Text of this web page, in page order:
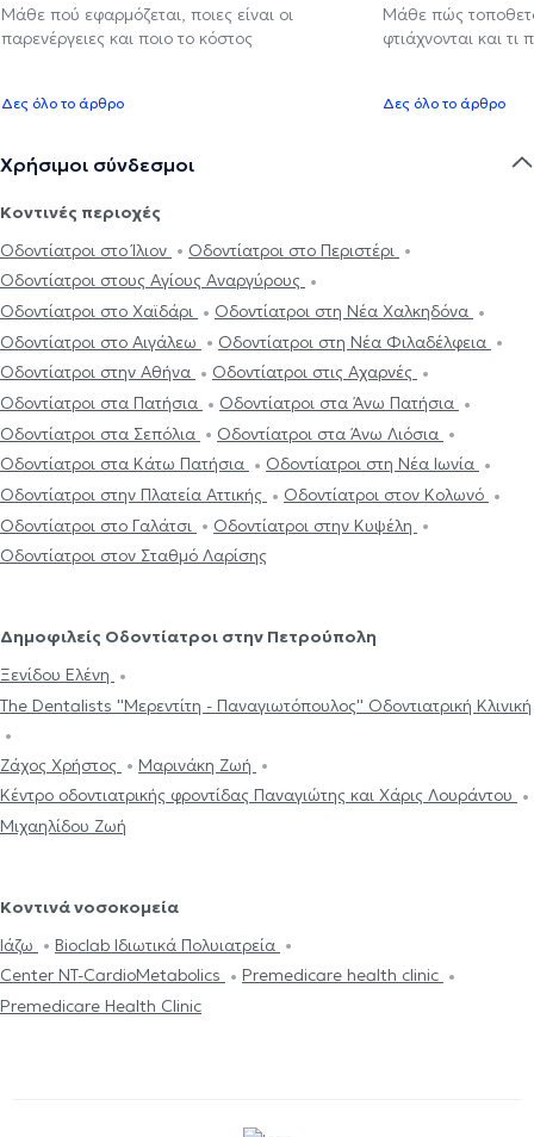
Μάθε πού εφαρμόζεται, ποιες είναι οι
παρενέργειες και ποιο το κόστος
Δες όλο το άρθρο
Μάθε πώς
φτιάχνονται και τι
Δες όλο το άρθρο
Χρήσιμοι σύνδεσμοι
Κοντινές περιοχές
Οδοντίατροι στο Ίλιον
Οδοντίατροι στο Περιστέρι
Οδοντίατροι στους Αγίους Αναργύρους
Οδοντίατροι στο Χαϊδάρι
Οδοντίατροι στη Νέα Χαλκηδόνα
Οδοντίατροι στο Αιγάλεω
Οδοντίατροι στη Νέα Φιλαδέλφεια
Οδοντίατροι στην Αθήνα
Οδοντίατροι στις Αχαρνές
Οδοντίατροι στα Πατήσια
Οδοντίατροι στα Άνω Πατήσια
Οδοντίατροι στα Σεπόλια
Οδοντίατροι στα Άνω Λιόσια
Οδοντίατροι στα Κάτω Πατήσια
Οδοντίατροι στη Νέα Ιωνία
Οδοντίατροι στην Πλατεία Αττικής
Οδοντίατροι στον Κολωνό
Οδοντίατροι στο Γαλάτσι
Οδοντίατροι στην Κυψέλη
Οδοντίατροι στον Σταθμό Λαρίσης
Δημοφιλείς Οδοντίατροι στην Πετρούπολη
Ξενίδου Ελένη
The Dentalists ''Μερεντίτη - Παναγιωτόπουλος'' Οδοντιατρική Κλινική
Ζάχος Χρήστος
Μαρινάκη Ζωή
Κέντρο οδοντιατρικής φροντίδας Παναγιώτης και Χάρις Λουράντου
Μιχαηλίδου Ζωή
Κοντινά νοσοκομεία
Ιάζω
Bioclab Ιδιωτικά Πολυιατρεία
Center NT-CardioMetabolics
Premedicare health clinic
Premedicare Health Clinic